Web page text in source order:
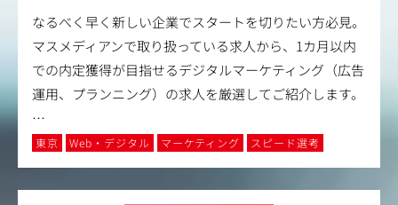
なるべく早く新しい企業でスタートを切りたい方必見。
マスメディアンで取り扱っている求人から、1カ月以内
での内定獲得が目指せるデジタルマーケティング（広告
運用、プランニング）の求人を厳選してご紹介します。
…
東京 Web・デジタル マーケティング スピード選考